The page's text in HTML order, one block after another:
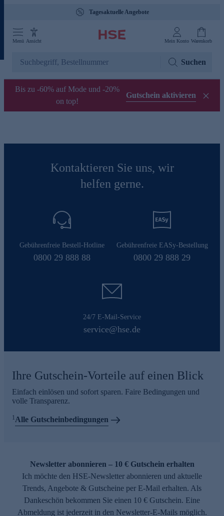
Tagesaktuelle Angebote
Menü Ansicht Mein Konto Warenkorb
Suchen
Bis zu -60% auf Mode und -20%
on top!
Gutschein aktivieren
Kontaktieren Sie uns, wir
helfen gerne.
Gebührenfreie Bestell-Hotline
0800 29 888 88
Gebührenfreie EASy-Bestellung
0800 29 888 29
24/7 E-Mail-Service
service@hse.de
Ihre Gutschein-Vorteile auf einen Blick
Einfach einlösen und sofort sparen. Faire Bedingungen und
volle Transparenz.
1Alle Gutscheinbedingungen
Newsletter abonnieren – 10 € Gutschein erhalten
Ich möchte den HSE-Newsletter abonnieren und aktuelle
Trends, Angebote & Gutscheine per E-Mail erhalten. Als
Dankeschön bekommen Sie einen 10 € Gutschein. Eine
Abmeldung ist jederzeit in den Newsletter-E-Mails möglich.